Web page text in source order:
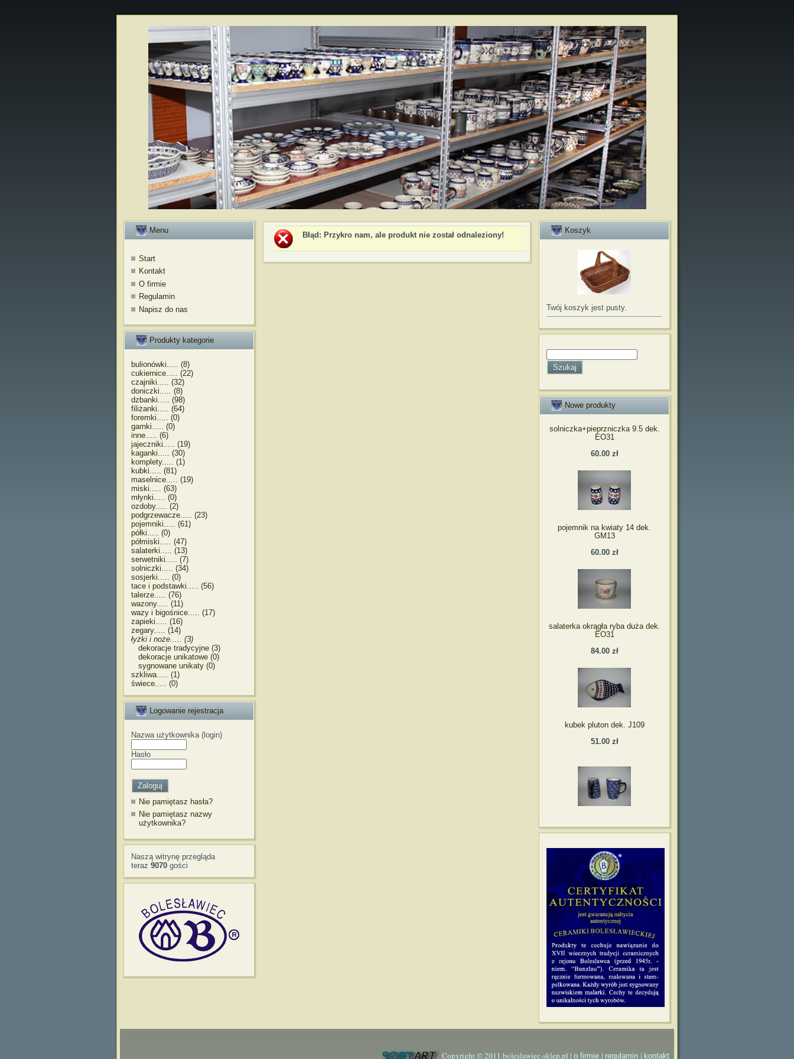
Menu
Start
Kontakt
O firmie
Regulamin
Napisz do nas
Produkty kategorie
bulionówki..... (8)
cukiernice..... (22)
czajniki..... (32)
doniczki..... (8)
dzbanki..... (98)
filiżanki..... (64)
foremki..... (0)
garnki..... (0)
inne..... (6)
jajeczniki..... (19)
kaganki..... (30)
komplety..... (1)
kubki..... (81)
maselnice..... (19)
miski..... (63)
młynki..... (0)
ozdoby..... (2)
podgrzewacze..... (23)
pojemniki..... (61)
półki..... (0)
półmiski..... (47)
salaterki..... (13)
serwetniki..... (7)
solniczki..... (34)
sosjerki..... (0)
tace i podstawki..... (56)
talerze..... (76)
wazony..... (11)
wazy i bigośnice..... (17)
zapieki..... (16)
zegary..... (14)
łyżki i noże..... (3)
dekoracje tradycyjne (3)
dekoracje unikatowe (0)
sygnowane unikaty (0)
szkliwa..... (1)
świece..... (0)
Logowanie rejestracja
Nazwa użytkownika (login)
Hasło
Nie pamiętasz hasła?
Nie pamiętasz nazwy
użytkownika?
Naszą witrynę przegląda
teraz 9070 gości
Błąd : Przykro nam, ale produkt nie został odnaleziony!
Koszyk
Twój koszyk jest pusty.
Nowe produkty
solniczka+pieprzniczka 9.5 dek.
EO31
60.00 zł
pojemnik na kwiaty 14 dek.
GM13
60.00 zł
salaterka okrągła ryba duża dek.
EO31
84.00 zł
kubek pluton dek. J109
51.00 zł
Copyright © 2011 boleslawiec-sklep.pl | o firmie | regulamin | kontakt